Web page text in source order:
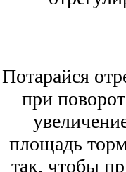
Потарайся
при
площадь
так, чтобы